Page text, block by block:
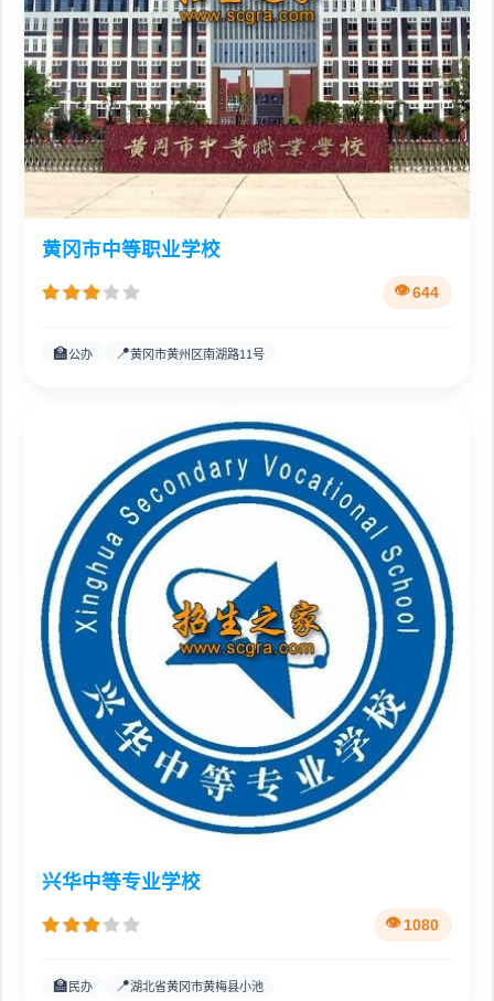
黄冈市中等职业学校
644
🏫公办 📍黄冈市黄州区南湖路11号
兴华中等专业学校
1080
🏫 民办 📍湖北省黄冈市黄梅县小池